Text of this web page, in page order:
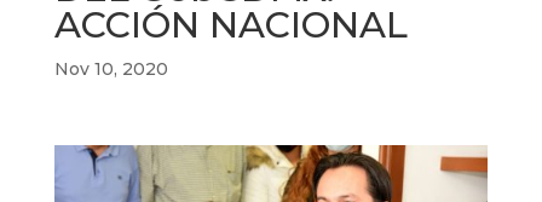
ACCIÓN NACIONAL
Nov 10, 2020